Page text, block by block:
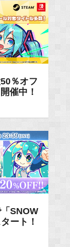
％オフ
催中！
SNOW
ート！